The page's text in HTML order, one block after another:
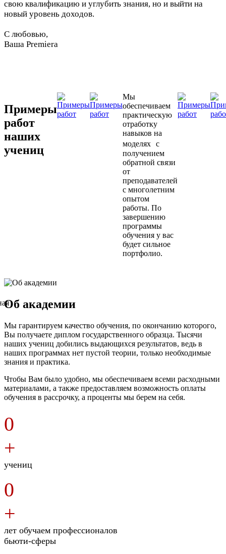
свою квалификацию и углубить знания, но и выйти на
новый уровень доходов.
С любовью,
Ваша Premiera
Примеры
работ
наших
учениц
Мы
обеспечиваем
практическую
отработку
навыков на
моделях с
получением
обратной связи
от
преподавателей
с многолетним
опытом
работы. По
завершению
программы
обучения у вас
будет сильное
портфолио.
Об академии
Мы гарантируем качество обучения, по окончанию которого,
Вы получаете диплом государственного образца. Тысячи
наших учениц добились выдающихся результатов, ведь в
наших программах нет пустой теории, только необходимые
знания и практика.
Чтобы Вам было удобно, мы обеспечиваем всеми расходными
материалами, а также предоставляем возможность оплаты
обучения в рассрочку, а проценты мы берем на себя.
0
+
учениц
0
+
лет обучаем профессионалов
бьюти-сферы